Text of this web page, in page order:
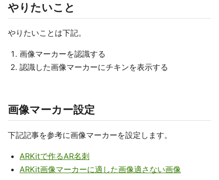
やりたいこと
やりたいことは下記。
画像マーカーを認識する
認識した画像マーカーにチキンを表示する
画像マーカー設定
下記記事を参考に画像マーカーを設定します。
ARKitで作るAR名刺
ARKit画像マーカーに適した画像適さない画像